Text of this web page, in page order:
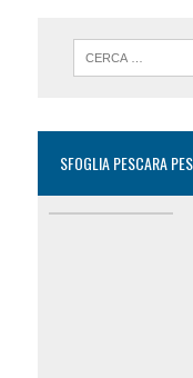
SFOGLIA PESCARA